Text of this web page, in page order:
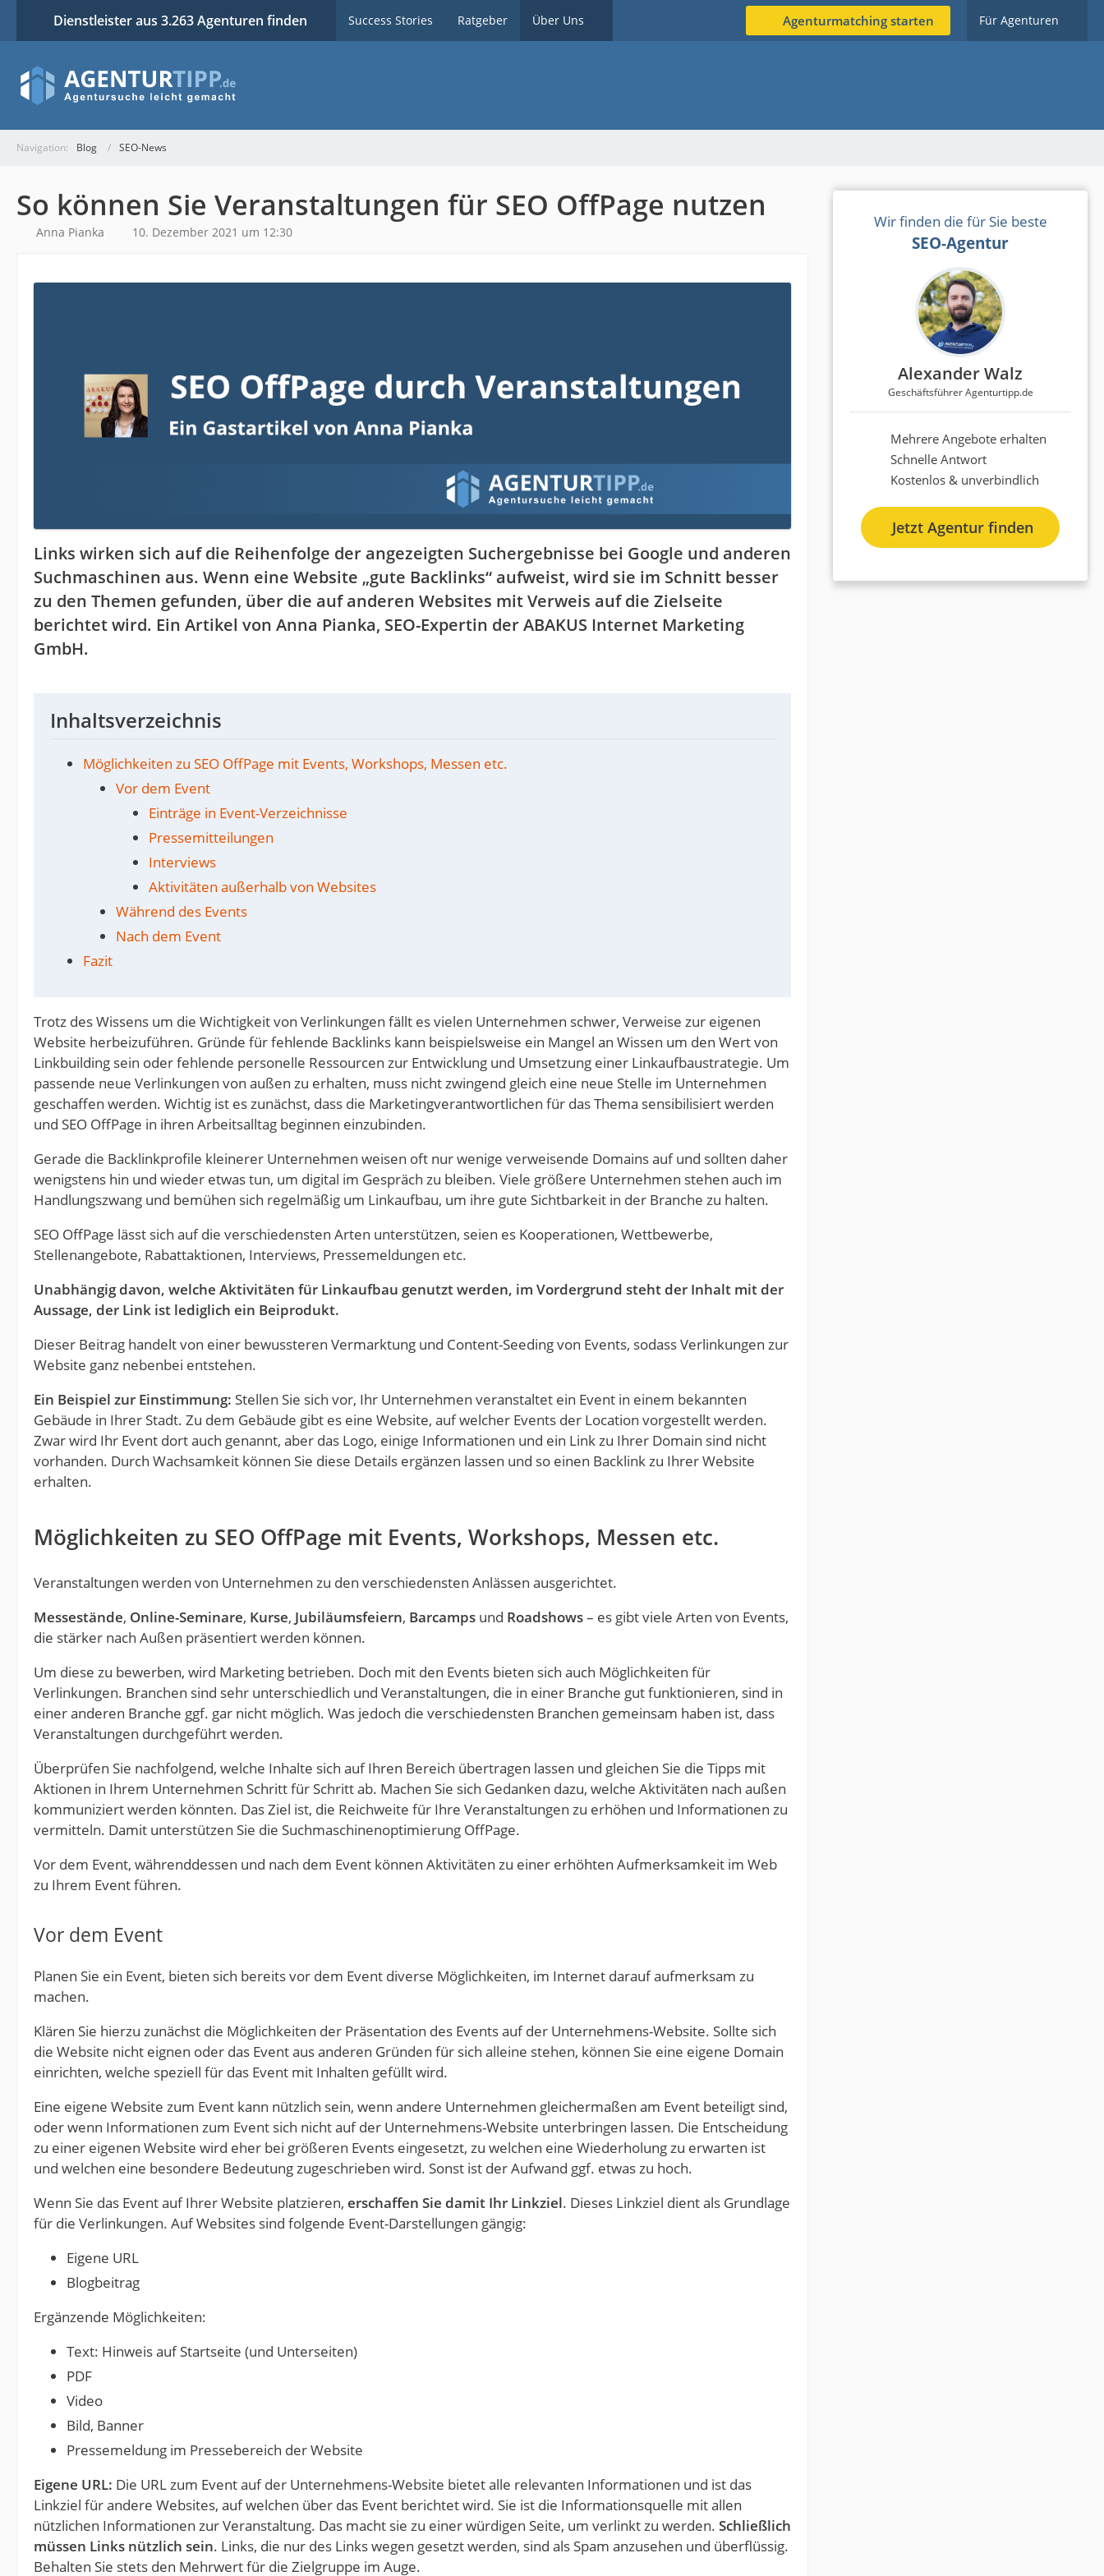
Dienstleister aus 3.263 Agenturen finden Success Stories Ratgeber Über Uns Agenturmatching starten Für Agenturen
Navigation: Blog SEO-News
So können Sie Veranstaltungen für SEO OffPage nutzen
Anna Pianka 10. Dezember 2021 um 12:30
Links wirken sich auf die Reihenfolge der angezeigten Suchergebnisse bei Google und anderen
Suchmaschinen aus. Wenn eine Website „gute Backlinks“ aufweist, wird sie im Schnitt besser
zu den Themen gefunden, über die auf anderen Websites mit Verweis auf die Zielseite
berichtet wird. Ein Artikel von Anna Pianka, SEO-Expertin der ABAKUS Internet Marketing
GmbH.
Möglichkeiten zu SEO OffPage mit Events, Workshops, Messen etc.
Vor dem Event
Einträge in Event-Verzeichnisse
Pressemitteilungen
Interviews
Aktivitäten außerhalb von Websites
Während des Events
Nach dem Event
Fazit
Trotz des Wissens um die Wichtigkeit von Verlinkungen fällt es vielen Unternehmen schwer, Verweise zur eigenen
Website herbeizuführen. Gründe für fehlende Backlinks kann beispielsweise ein Mangel an Wissen um den Wert von
Linkbuilding sein oder fehlende personelle Ressourcen zur Entwicklung und Umsetzung einer Linkaufbaustrategie. Um
passende neue Verlinkungen von außen zu erhalten, muss nicht zwingend gleich eine neue Stelle im Unternehmen
geschaffen werden. Wichtig ist es zunächst, dass die Marketingverantwortlichen für das Thema sensibilisiert werden
und SEO OffPage in ihren Arbeitsalltag beginnen einzubinden.
Gerade die Backlinkprofile kleinerer Unternehmen weisen oft nur wenige verweisende Domains auf und sollten daher
wenigstens hin und wieder etwas tun, um digital im Gespräch zu bleiben. Viele größere Unternehmen stehen auch im
Handlungszwang und bemühen sich regelmäßig um Linkaufbau, um ihre gute Sichtbarkeit in der Branche zu halten.
SEO OffPage lässt sich auf die verschiedensten Arten unterstützen, seien es Kooperationen, Wettbewerbe,
Stellenangebote, Rabattaktionen, Interviews, Pressemeldungen etc.
Unabhängig davon, welche Aktivitäten für Linkaufbau genutzt werden, im Vordergrund steht der Inhalt mit der
Aussage, der Link ist lediglich ein Beiprodukt.
Dieser Beitrag handelt von einer bewussteren Vermarktung und Content-Seeding von Events, sodass Verlinkungen zur
Website ganz nebenbei entstehen.
Ein Beispiel zur Einstimmung: Stellen Sie sich vor, Ihr Unternehmen veranstaltet ein Event in einem bekannten
Gebäude in Ihrer Stadt. Zu dem Gebäude gibt es eine Website, auf welcher Events der Location vorgestellt werden.
Zwar wird Ihr Event dort auch genannt, aber das Logo, einige Informationen und ein Link zu Ihrer Domain sind nicht
vorhanden. Durch Wachsamkeit können Sie diese Details ergänzen lassen und so einen Backlink zu Ihrer Website
erhalten.
Möglichkeiten zu SEO OffPage mit Events, Workshops, Messen etc.
Veranstaltungen werden von Unternehmen zu den verschiedensten Anlässen ausgerichtet.
Messestände, Online-Seminare, Kurse, Jubiläumsfeiern, Barcamps und Roadshows– es gibt viele Arten von Events,
die stärker nach Außen präsentiert werden können.
Um diese zu bewerben, wird Marketing betrieben. Doch mit den Events bieten sich auch Möglichkeiten für
Verlinkungen. Branchen sind sehr unterschiedlich und Veranstaltungen, die in einer Branche gut funktionieren, sind in
einer anderen Branche ggf. gar nicht möglich. Was jedoch die verschiedensten Branchen gemeinsam haben ist, dass
Veranstaltungen durchgeführt werden.
Überprüfen Sie nachfolgend, welche Inhalte sich auf Ihren Bereich übertragen lassen und gleichen Sie die Tipps mit
Aktionen in Ihrem Unternehmen Schritt für Schritt ab. Machen Sie sich Gedanken dazu, welche Aktivitäten nach außen
kommuniziert werden könnten. Das Ziel ist, die Reichweite für Ihre Veranstaltungen zu erhöhen und Informationen zu
vermitteln. Damit unterstützen Sie die Suchmaschinenoptimierung OffPage.
Vor dem Event, währenddessen und nach dem Event können Aktivitäten zu einer erhöhten Aufmerksamkeit im Web
zu Ihrem Event führen.
Vor dem Event
Planen Sie ein Event, bieten sich bereits vor dem Event diverse Möglichkeiten, im Internet darauf aufmerksam zu
machen.
Klären Sie hierzu zunächst die Möglichkeiten der Präsentation des Events auf der Unternehmens-Website. Sollte sich
die Website nicht eignen oder das Event aus anderen Gründen für sich alleine stehen, können Sie eine eigene Domain
einrichten, welche speziell für das Event mit Inhalten gefüllt wird.
Eine eigene Website zum Event kann nützlich sein, wenn andere Unternehmen gleichermaßen am Event beteiligt sind,
oder wenn Informationen zum Event sich nicht auf der Unternehmens-Website unterbringen lassen. Die Entscheidung
zu einer eigenen Website wird eher bei größeren Events eingesetzt, zu welchen eine Wiederholung zu erwarten ist
und welchen eine besondere Bedeutung zugeschrieben wird. Sonst ist der Aufwand ggf. etwas zu hoch.
Wenn Sie das Event auf Ihrer Website platzieren, erschaffen Sie damit Ihr Linkziel. Dieses Linkziel dient als Grundlage
für die Verlinkungen. Auf Websites sind folgende Event-Darstellungen gängig:
Eigene URL
Blogbeitrag
Ergänzende Möglichkeiten:
Text: Hinweis auf Startseite (und Unterseiten)
PDF
Video
Bild, Banner
Pressemeldung im Pressebereich der Website
Eigene URL: Die URL zum Event auf der Unternehmens-Website bietet alle relevanten Informationen und ist das
Linkziel für andere Websites, auf welchen über das Event berichtet wird. Sie ist die Informationsquelle mit allen
nützlichen Informationen zur Veranstaltung. Das macht sie zu einer würdigen Seite, um verlinkt zu werden. Schließlich
müssen Links nützlich sein. Links, die nur des Links wegen gesetzt werden, sind als Spam anzusehen und überflüssig.
Behalten Sie stets den Mehrwert für die Zielgruppe im Auge.
Wir finden die für Sie beste
SEO-Agentur
Alexander Walz
Geschäftsführer Agenturtipp.de
Mehrere Angebote erhalten
Schnelle Antwort
Kostenlos & unverbindlich
Jetzt Agentur finden